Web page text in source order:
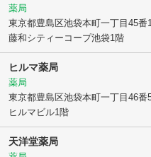
薬局
東京都豊島区池袋本町一丁目45番
藤和シティーコープ池袋1階
ヒルマ薬局
薬局
東京都豊島区池袋本町一丁目46番
ヒルマビル1階
天洋堂薬局